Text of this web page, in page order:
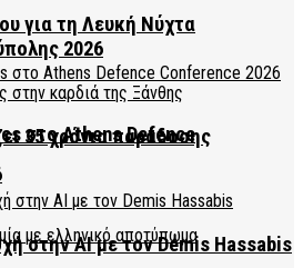
στο Athens Defence
για τη Λευκή Νύχτα
2026
35 χρόνια παράδοσης
στην AI με τον Demis Hassabis